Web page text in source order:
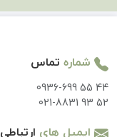
شماره تماس
0936-699 55 44
021-8831 93 52
ایمیل های ارتباطی